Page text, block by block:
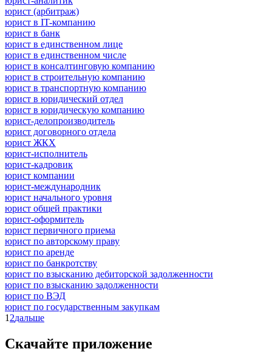
юрист (арбитраж)
юрист в IT-компанию
юрист в банк
юрист в единственном лице
юрист в единственном числе
юрист в консалтинговую компанию
юрист в строительную компанию
юрист в транспортную компанию
юрист в юридический отдел
юрист в юридическую компанию
юрист-делопроизводитель
юрист договорного отдела
юрист ЖКХ
юрист-исполнитель
юрист-кадровик
юрист компании
юрист-международник
юрист начального уровня
юрист общей практики
юрист-оформитель
юрист первичного приема
юрист по авторскому праву
юрист по аренде
юрист по банкротству
юрист по взысканию дебиторской задолженности
юрист по взысканию задолженности
юрист по ВЭД
юрист по государственным закупкам
1 2дальше
Скачайте приложение